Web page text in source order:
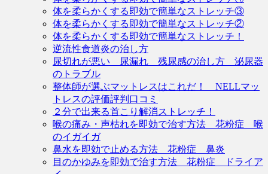
体を柔らかくする即効で簡単なストレッチ③
体を柔らかくする即効で簡単なストレッチ②
体を柔らかくする即効で簡単なストレッチ！
逆流性食道炎の治し方
尿切れが悪い 尿漏れ 残尿感の治し方 泌尿器
のトラブル
整体師が選ぶマットレスはこれだ！ NELLマッ
トレスの評価評判口コミ
２分で出来る首こり解消ストレッチ！
喉の痛み・声枯れを即効で治す方法 花粉症 喉
のイガイガ
鼻水を即効で止める方法 花粉症 鼻炎
目のかゆみを即効で治す方法 花粉症 ドライア